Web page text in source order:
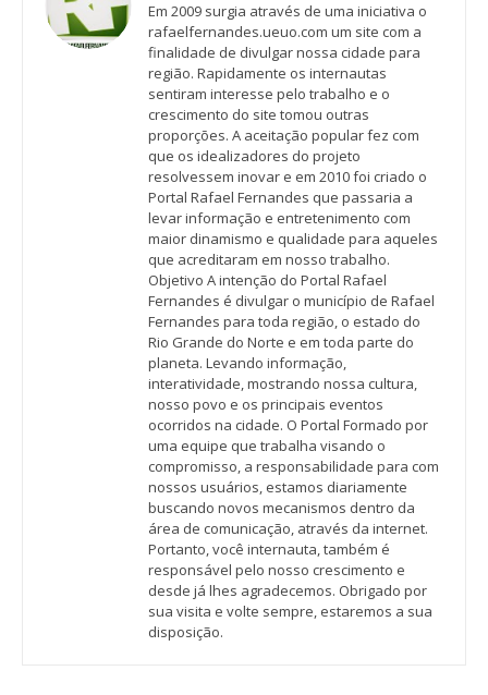
Em 2009 surgia através de uma iniciativa o
rafaelfernandes.ueuo.com um site com a
finalidade de divulgar nossa cidade para
região. Rapidamente os internautas
sentiram interesse pelo trabalho e o
crescimento do site tomou outras
proporções. A aceitação popular fez com
que os idealizadores do projeto
resolvessem inovar e em 2010 foi criado o
Portal Rafael Fernandes que passaria a
levar informação e entretenimento com
maior dinamismo e qualidade para aqueles
que acreditaram em nosso trabalho.
Objetivo A intenção do Portal Rafael
Fernandes é divulgar o município de Rafael
Fernandes para toda região, o estado do
Rio Grande do Norte e em toda parte do
planeta. Levando informação,
interatividade, mostrando nossa cultura,
nosso povo e os principais eventos
ocorridos na cidade. O Portal Formado por
uma equipe que trabalha visando o
compromisso, a responsabilidade para com
nossos usuários, estamos diariamente
buscando novos mecanismos dentro da
área de comunicação, através da internet.
Portanto, você internauta, também é
responsável pelo nosso crescimento e
desde já lhes agradecemos. Obrigado por
sua visita e volte sempre, estaremos a sua
disposição.